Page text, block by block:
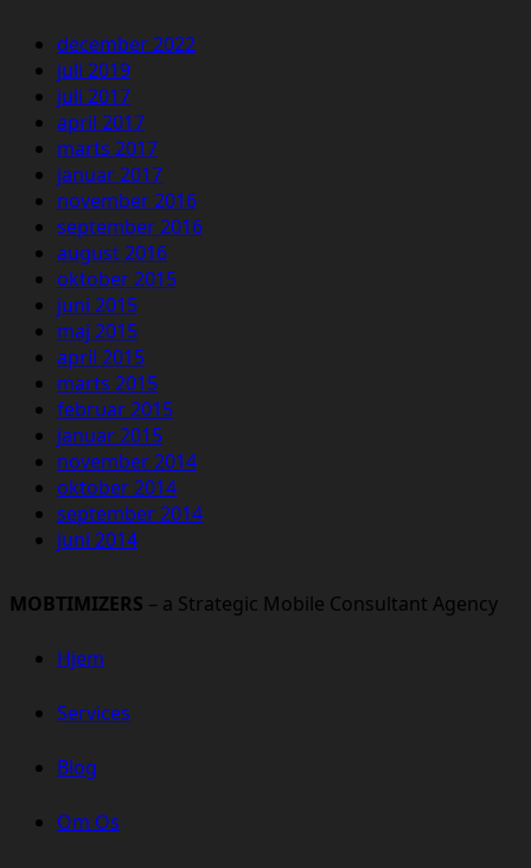
december 2022
juli 2019
juli 2017
april 2017
marts 2017
januar 2017
november 2016
september 2016
august 2016
oktober 2015
juni 2015
maj 2015
april 2015
marts 2015
februar 2015
januar 2015
november 2014
oktober 2014
september 2014
juni 2014
MOBTIMIZERS – a Strategic Mobile Consultant Agency
Hjem
Services
Blog
Om Os